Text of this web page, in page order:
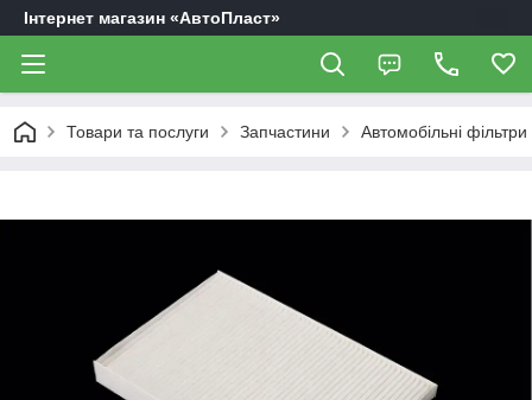
Інтернет магазин «АвтоПласт»
Товари та послуги Запчастини Автомобільні фільтри